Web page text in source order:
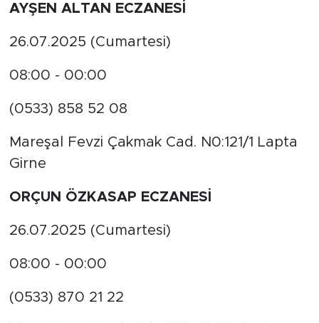
AYŞEN ALTAN ECZANESİ
26.07.2025 (Cumartesi)
08:00 - 00:00
(0533) 858 52 08
Mareşal Fevzi Çakmak Cad. N0:121/1 Lapta
Girne
ORÇUN ÖZKASAP ECZANESİ
26.07.2025 (Cumartesi)
08:00 - 00:00
(0533) 870 21 22